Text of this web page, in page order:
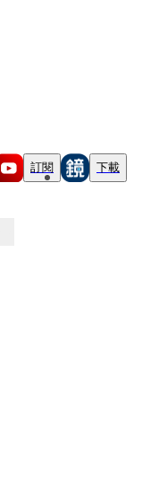
訂閱 下載